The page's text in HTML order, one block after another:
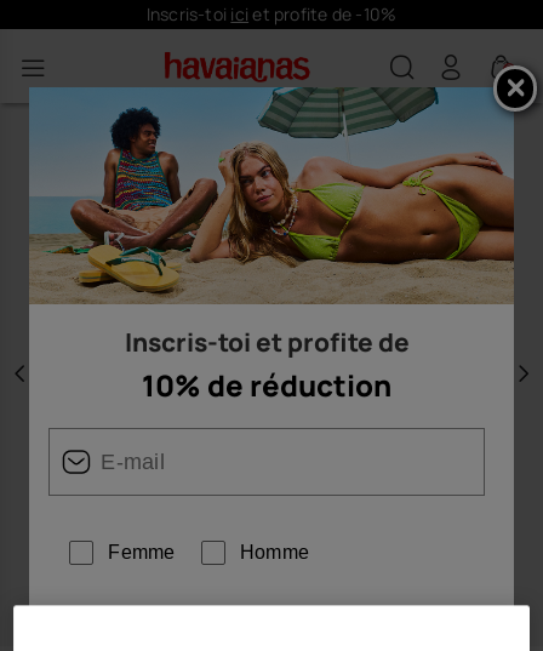
Inscris-toi ici et profite de -10%
0
Précédent
Inscris-toi et profite de
10% de réduction
Femme Homme